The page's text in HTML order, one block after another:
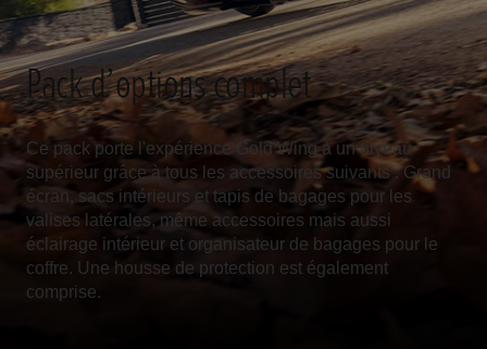
Pack d’options complet
Ce pack porte l'expérience Gold Wing à un niveau
supérieur grâce à tous les accessoires suivants : Grand
écran, sacs intérieurs et tapis de bagages pour les
valises latérales, même accessoires mais aussi
éclairage intérieur et organisateur de bagages pour le
coffre. Une housse de protection est également
comprise.